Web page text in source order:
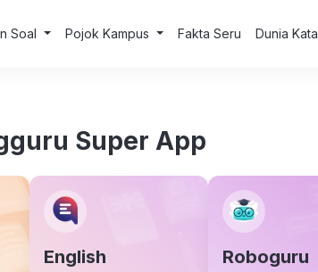
Soal Pojok Kampus Fakta Seru Dunia Kata
Super App
English
Roboguru